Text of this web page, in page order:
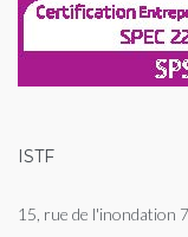
ISTF
15, rue de l'inondation